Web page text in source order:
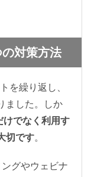
対策方法
を繰り返し、
ました。しか
でなく利用す
切です。
グやウェビナ